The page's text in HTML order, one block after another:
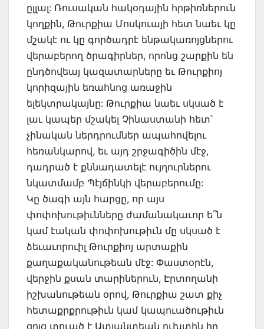
ըլլալ: Ռուսական հակօդային հրթիռներուն
կողքին, Թուրքիա Մոսկուայի հետ նաեւ կը
մշակէ ու կը գործադրէ ենթակառոյցներու
վերաբերող ծրագիրներ, որոնց շարքին են
ընդծովեայ կազատարները եւ Թուրքիոյ
կորիզային եռահնոց առաջին
ելեկտրակայնը: Թուրքիա նաեւ սկսած է
լաւ կապեր մշակել Չինաստանի հետ՝
չինական ներդրումներ ապահովելու
հեռանկարով, եւ այդ շրջագիծին մէջ,
դադրած է քննադատելէ ույղուրներու
նկատմամբ Պէյճինկի վերաբերումը:
Կը ծագի այն հարցը, որ այս
փոփոխութիւնները ժամանակաւոր ե՞ն
կամ էական փոփոխութիւն մը սկսած է
ձեւաւորուիլ Թուրքիոյ արտաքին
քաղաքականութեան մէջ: Փաստօրէն,
վերջին քսան տարիներուն, Էրտողանի
իշխանութեան օրով, Թուրքիա շատ քիչ
հետաքրքրութիւն կամ կապուածութիւն
ցոյց տուած է Ատլանտեան ուխտին իր